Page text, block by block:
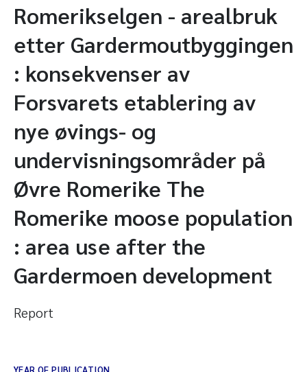
Romerikselgen - arealbruk
etter Gardermoutbyggingen
: konsekvenser av
Forsvarets etablering av
nye øvings- og
undervisningsområder på
Øvre Romerike The
Romerike moose population
: area use after the
Gardermoen development
Report
YEAR OF PUBLICATION